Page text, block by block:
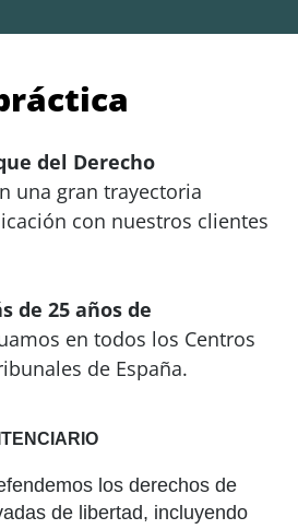
del Derecho
una gran trayectoria
con nuestros clientes
de 25 años de
en todos los Centros
de España.
los derechos de
de libertad, incluyendo